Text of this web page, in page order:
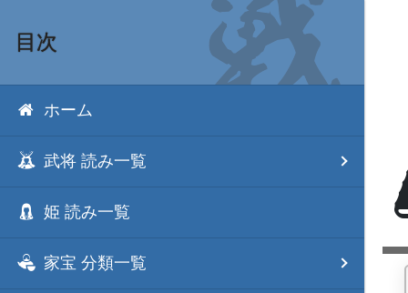
目次
ホーム
武将 読み一覧
姫 読み一覧
家宝 分類一覧